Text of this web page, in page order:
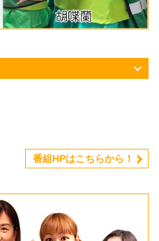
番組HPはこちらから！